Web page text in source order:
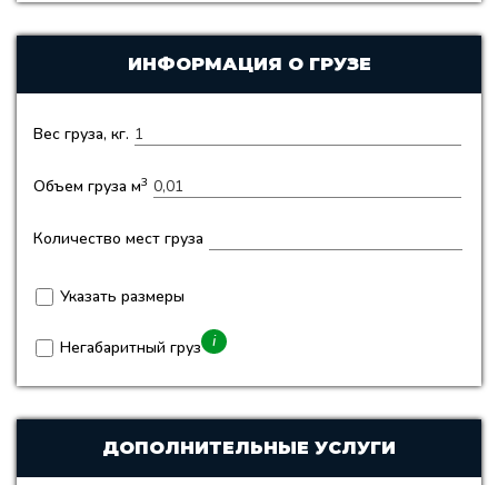
ИНФОРМАЦИЯ О ГРУЗЕ
Вес груза, кг.
Объем груза м3
Количество мест груза
Указать размеры
Негабаритный груз i
ДОПОЛНИТЕЛЬНЫЕ УСЛУГИ